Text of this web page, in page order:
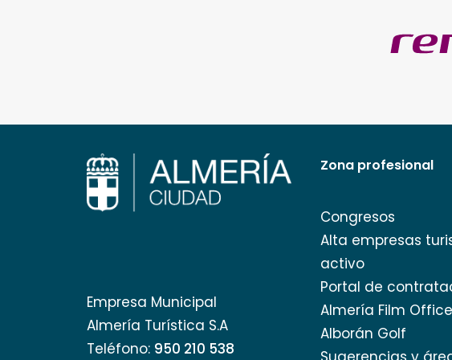
Empresa Municipal
Almería Turística S.A
Teléfono: 950 210 538
Zona profesional
Congresos
Alta empresas
activo
Portal de
Almería Film Office
Alborán Golf